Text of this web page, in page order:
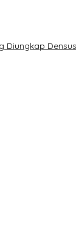
Diungkap